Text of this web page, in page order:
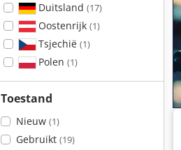
Duitsland (17)
Oostenrijk (1)
Tsjechië (1)
Polen (1)
Toestand
Nieuw (1)
Gebruikt (19)